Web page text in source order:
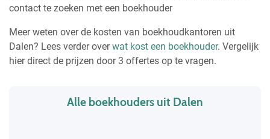
contact te zoeken met een boekhouder
Meer weten over de kosten van boekhoudkantoren uit
Dalen? Lees verder overwat kost een boekhouder. Vergelijk
hier direct de prijzen door 3 offertes op te vragen.
Alle boekhouders uit Dalen